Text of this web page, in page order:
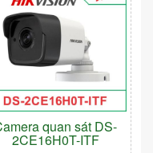
quan sát DS-
2CE16H0T-ITF